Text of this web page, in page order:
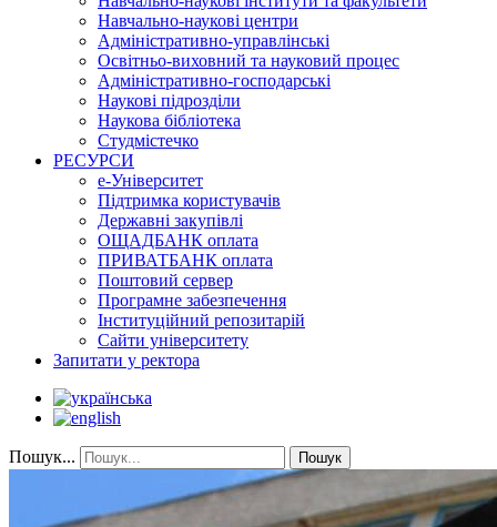
Навчально-наукові центри
Адміністративно-управлінські
Освітньо-виховний та науковий процес
Адміністративно-господарські
Наукові підрозділи
Наукова бібліотека
Студмістечко
РЕСУРСИ
е-Університет
Підтримка користувачів
Державні закупівлі
ОЩАДБАНК оплата
ПРИВАТБАНК оплата
Поштовий сервер
Програмне забезпечення
Інституційний репозитарій
Сайти університету
Запитати у ректора
Пошук... Пошук